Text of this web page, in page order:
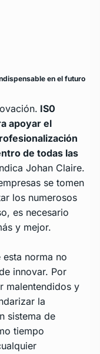
en el futuro
IS0
apoyar el
de todas las
Johan Claire.
se tomen
los numerosos
es necesario
y mejor.
norma no
innovar. Por
malentendidos y
la
sistema de
tiempo